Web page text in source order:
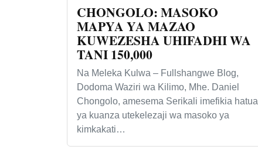
CHONGOLO: MASOKO
MAPYA YA MAZAO
KUWEZESHA UHIFADHI WA
TANI 150,000
Na Meleka Kulwa – Fullshangwe Blog,
Dodoma Waziri wa Kilimo, Mhe. Daniel
Chongolo, amesema Serikali imefikia hatua
ya kuanza utekelezaji wa masoko ya
kimkakati…